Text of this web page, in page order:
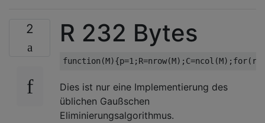
2 R 232 Bytes
function (M){p=1 ; R=nrow(M); C=ncol (M); for( r
Dies ist nur eine Implementierung des
üblichen Gaußschen
Eliminierungsalgorithmus.